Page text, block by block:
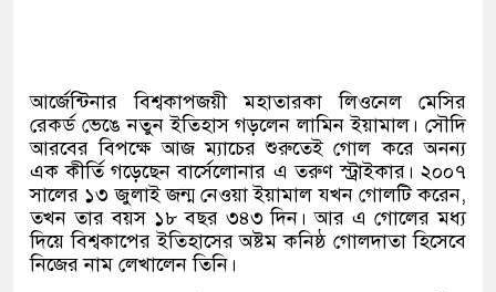
আর্জেন্টিনার বিশ্বকাপজয়ী মহাতারকা লিওনেল মেসির
রেকর্ড ভেঙে নতুন ইতিহাস গড়লেন লামিন ইয়ামাল। সৌদি
আরবের বিপক্ষে আজ ম্যাচের শুরুতেই গোল করে অনন্য
এক কীর্তি গড়েছেন বার্সেলোনার এ তরুণ স্ট্রাইকার। ২০০৭
সালের ১৩ জুলাই জন্ম নেওয়া ইয়ামাল যখন গোলটি করেন,
তখন তার বয়স ১৮ বছর ৩৪৩ দিন। আর এ গোলের মধ্য
দিয়ে বিশ্বকাপের ইতিহাসের অষ্টম কনিষ্ঠ গোলদাতা হিসেবে
নিজের নাম লেখালেন তিনি।